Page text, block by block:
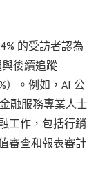
的受訪者認為
後續追蹤
）。例如，AI 公
融服務專業人士
工作，包括行銷
審查和報表審計